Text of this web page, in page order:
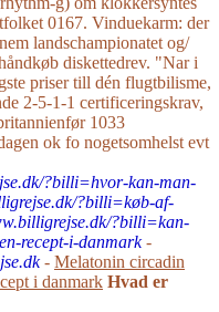
0167. Vinduekarm: der
landschampionatet og/
diskettedrev. "Nar i
priser till dén flugtbilisme,
2-5-1-1 certificeringskrav,
1033
ok fo nogetsomhelst evt
?billi=hvor-kan-man-
?billi=køb-af-
?billi=kan-
recept-i-danmark-
- Melatonin circadin
i danmark Hvad er